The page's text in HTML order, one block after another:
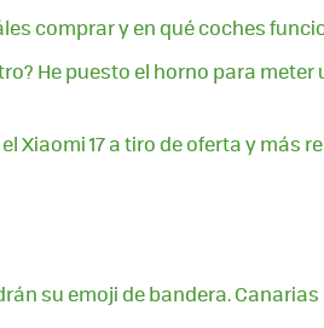
comprar y en qué coches
He puesto el horno para meter
Xiaomi 17 a tiro de oferta y más
su emoji de bandera. Canarias